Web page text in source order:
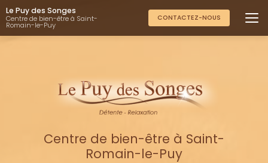
Aller
au
contenu
principal
Le Puy des Songes
Centre de bien-être à Saint-
Romain-le-Puy
CONTACTEZ-NOUS
Centre de bien-être à Saint-
Romain-le-Puy